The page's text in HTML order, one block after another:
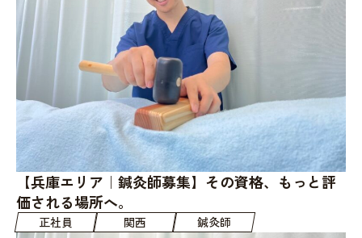
【兵庫エリア｜鍼灸師募集】その資格、もっと評
価される場所へ。
正社員 関西 鍼灸師